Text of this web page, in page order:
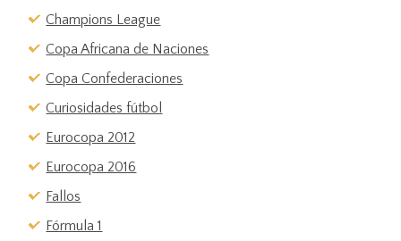
Champions League
Copa Africana de Naciones
Copa Confederaciones
Curiosidades fútbol
Eurocopa 2012
Eurocopa 2016
Fallos
Fórmula 1